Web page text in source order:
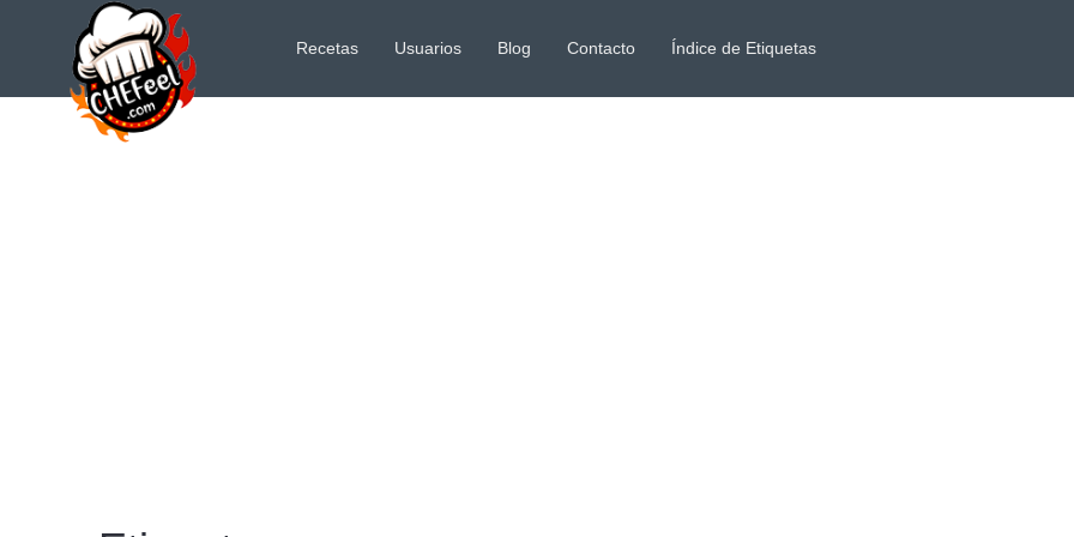
Recetas Usuarios Blog Contacto Índice de Etiquetas